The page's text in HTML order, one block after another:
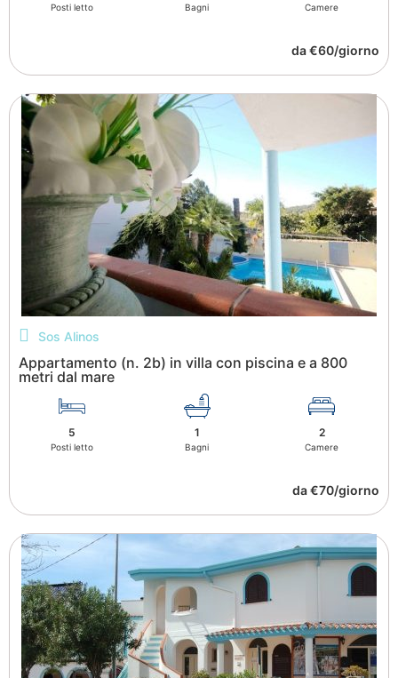
Posti letto Bagni Camere
da €60/giorno
Sos Alinos
Appartamento (n. 2b) in villa con piscina e a 800
metri dal mare
5
Posti letto
1
Bagni
2
Camere
da €70/giorno